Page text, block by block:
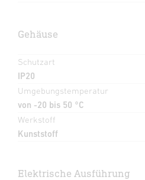
Gehäuse
Schutzart
IP20
Umgebungstemperatur
von -20 bis 50 °C
Werkstoff
Kunststoff
Elektrische Ausführung